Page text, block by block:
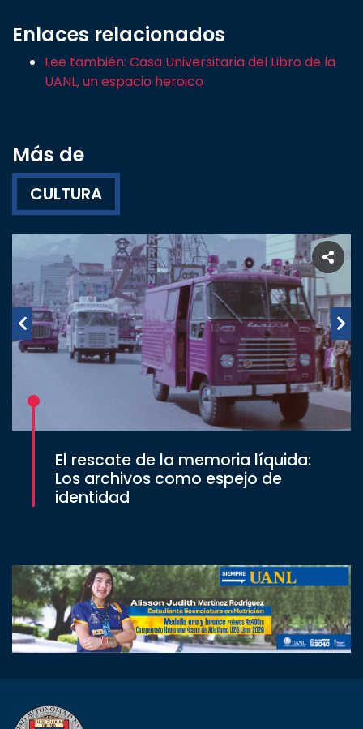
Enlaces relacionados
Lee también: Casa Universitaria del Libro de la
UANL, un espacio heroico
Más de
CULTURA
El rescate de la memoria líquida:
Los archivos como espejo de
identidad